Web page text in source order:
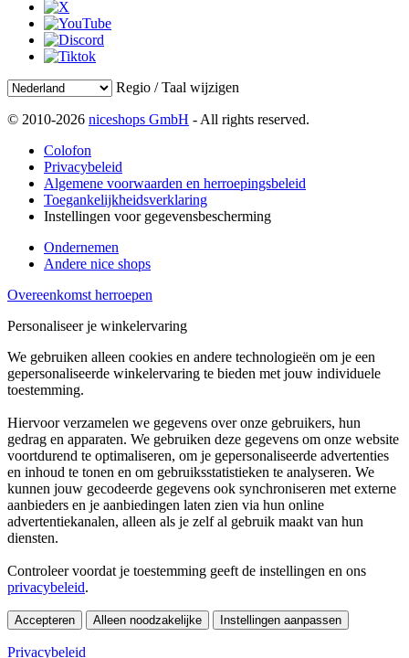
Regio / Taal wijzigen
© 2010-2026 niceshops GmbH - All rights reserved.
Colofon
Privacybeleid
Algemene voorwaarden en herroepingsbeleid
Toegankelijkheidsverklaring
Instellingen voor gegevensbescherming
Ondernemen
Andere nice shops
Overeenkomst herroepen
Personaliseer je winkelervaring
We gebruiken alleen cookies en andere technologieën om je een
gepersonaliseerde winkelervaring te bieden met jouw individuele
toestemming.
Hiervoor verzamelen we gegevens over onze gebruikers, hun
gedrag en apparaten. We gebruiken deze gegevens om onze website
voortdurend te optimaliseren, om je gepersonaliseerde advertenties
en inhoud te tonen en om gebruiksstatistieken te analyseren. We
kunnen jouw gecodeerde gegevens ook synchroniseren met externe
aanbieders en je aanbiedingen laten zien via hun online
advertentiekanalen, alleen als je zelf al gebruik maakt van hun
diensten.
Controleer voordat je toestemming geeft de instellingen en ons
privacybeleid.
Accepteren Alleen noodzakelijke Instellingen aanpassen
Privacybeleid